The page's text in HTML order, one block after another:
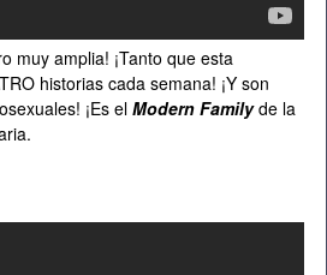
muy amplia! ¡Tanto que esta
historias cada semana! ¡Y son
¡Es el Modern Familyde la